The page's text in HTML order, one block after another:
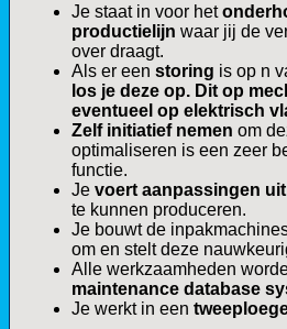
Je staat in voor het
productielijn waar jij de
over draagt.
Als er eenstoring is op n
los je deze op. Dit op
eventueel op elektrisch
Zelf initiatief nemen om
optimaliseren is een zeer
functie.
Jevoert aanpassingen
te kunnen produceren.
Je bouwt de
om en stelt deze
Alle werkzaamheden
maintenance database
Je werkt in een